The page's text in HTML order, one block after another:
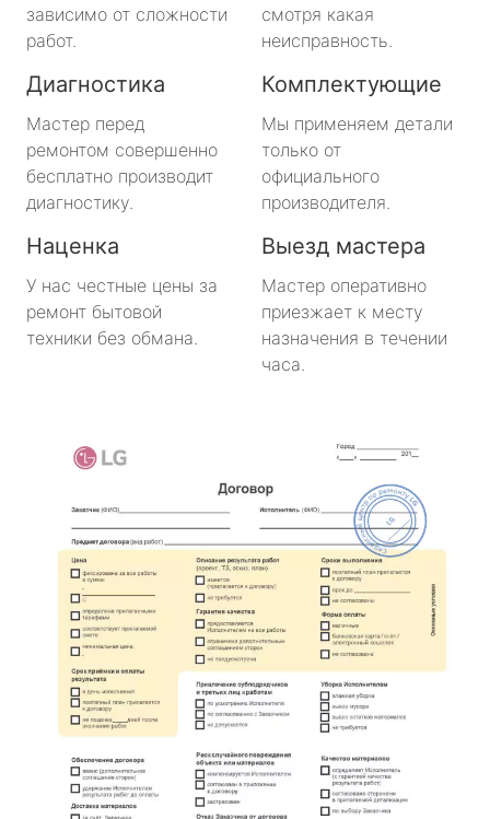
зависимо от сложности
работ.
смотря какая
неисправность.
Диагностика
Мастер перед
ремонтом совершенно
бесплатно производит
диагностику.
Комплектующие
Мы применяем детали
только от
официального
производителя.
Наценка
У нас честные цены за
ремонт бытовой
техники без обмана.
Выезд мастера
Мастер оперативно
приезжает к месту
назначения в течении
часа.